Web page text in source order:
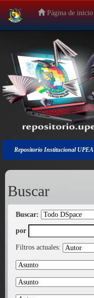
Salir
navegación
Página de inicio
Repositorio Institucional UPEA
Buscar
Buscar:
por
Filtros actuales: